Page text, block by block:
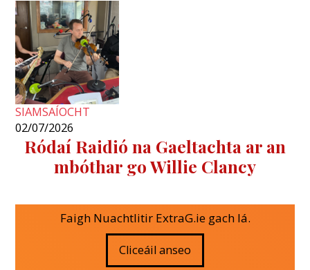
SIAMSAÍOCHT
02/07/2026
Ródaí Raidió na Gaeltachta ar an
mbóthar go Willie Clancy
Faigh Nuachtlitir ExtraG.ie gach lá.
Cliceáil anseo